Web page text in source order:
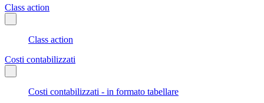
Class action
Class action
Costi contabilizzati
Costi contabilizzati - in formato tabellare